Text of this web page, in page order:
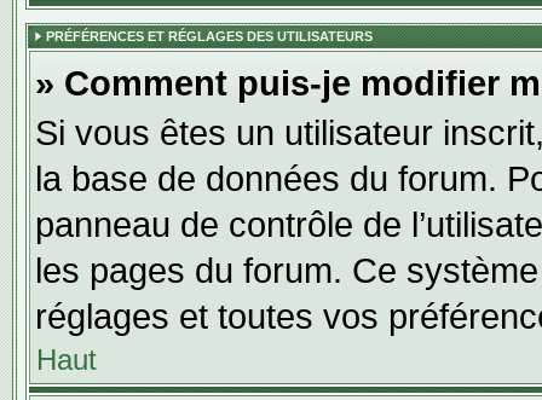
PRÉFÉRENCES ET RÉGLAGES DES UTILISATEURS
» Comment puis-je modifier
Si vous êtes un utilisateur
la base de données du forum.
panneau de contrôle de
les pages du forum. Ce
réglages et toutes vos
Haut